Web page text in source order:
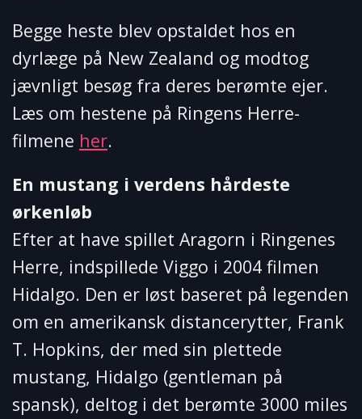
Begge heste blev opstaldet hos en
dyrlæge på New Zealand og modtog
jævnligt besøg fra deres berømte ejer.
Læs om hestene på Ringens Herre-
filmene her.
En mustang i verdens hårdeste
ørkenløb
Efter at have spillet Aragorn i Ringenes
Herre, indspillede Viggo i 2004 filmen
Hidalgo. Den er løst baseret på legenden
om en amerikansk distancerytter, Frank
T. Hopkins, der med sin plettede
mustang, Hidalgo (gentleman på
spansk), deltog i det berømte 3000 miles